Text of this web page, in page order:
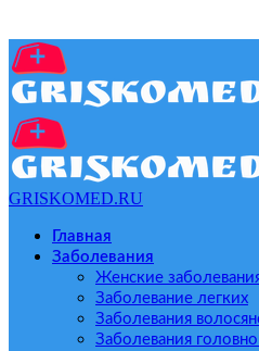
GRISKOMED.RU
Главная
Заболевания
Женские
Заболевание легких
Заболевания
Заболевания